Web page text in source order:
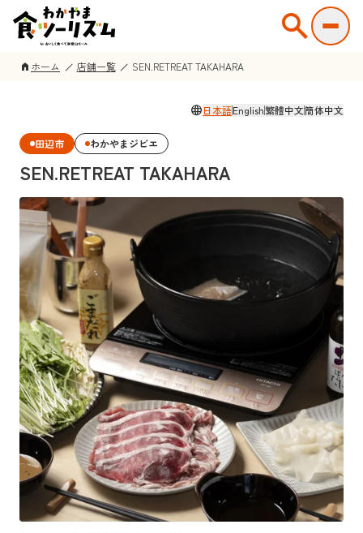
search
home ホーム 店舗一覧 SEN.RETREAT TAKAHARA
language日本語English繁體中文簡体中文
田辺市 わかやまジビエ
SEN.RETREAT TAKAHARA